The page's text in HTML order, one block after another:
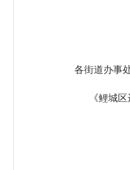
各街道办事
《鲤城